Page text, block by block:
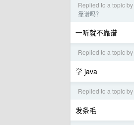
Replied to a topic by
靠谱吗？
一听就不靠谱
Replied to a topic by
学 java
Replied to a topic by
发条毛